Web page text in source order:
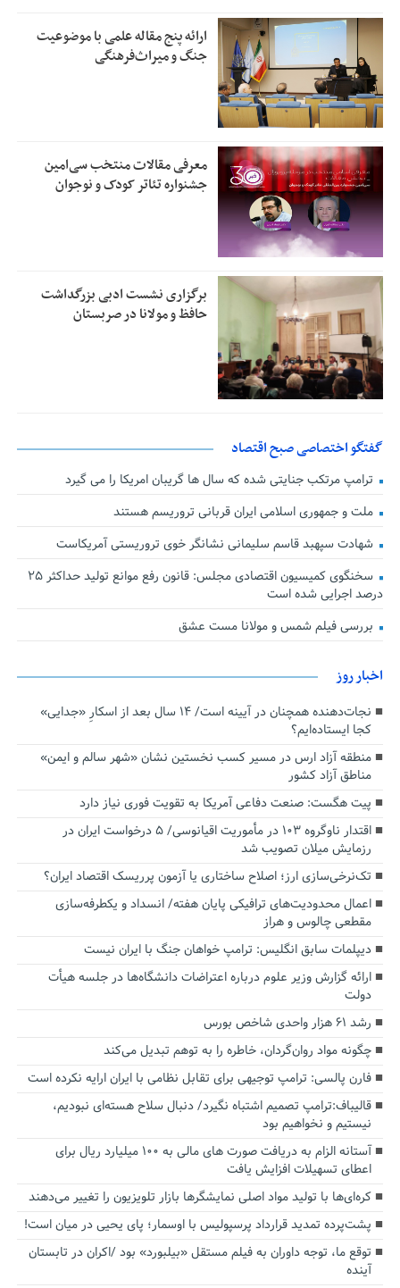
ارائه پنج مقاله علمی با موضوعیت
جنگ و میراث‌فرهنگی
معرفی مقالات منتخب سی‌امین
جشنواره تئاتر کودک و نوجوان
برگزاری نشست ادبی بزرگداشت
حافظ و مولانا در صربستان
گفتگو اختصاصی صبح اقتصاد
ترامپ مرتکب جنایتی شده که سال ها گریبان امریکا را می گیرد
ملت و جمهوری اسلامی ایران قربانی تروریسم هستند
شهادت سپهبد قاسم سلیمانی نشانگر خوی تروریستی آمریکاست
سخنگوی کمیسیون اقتصادی مجلس: قانون رفع موانع تولید حداکثر ۲۵
درصد اجرایی شده است
بررسی فیلم شمس و مولانا مست عشق
اخبار روز
نجات‌دهنده‌ همچنان در آیینه است/ ۱۴ سال بعد از اسکارِ «جدایی»
کجا ایستاده‌ایم؟
منطقه آزاد ارس در مسیر کسب نخستین نشان «شهر سالم و ایمن»
مناطق آزاد کشور
پیت هگست: صنعت دفاعی آمریکا به تقویت فوری نیاز دارد
اقتدار ناوگروه ۱۰۳ در مأموریت‌ اقیانوسی/ ۵ درخواست ایران در
رزمایش میلان تصویب شد
تک‌نرخی‌سازی ارز؛ اصلاح ساختاری یا آزمون پرریسک اقتصاد ایران؟
اعمال محدودیت‌های ترافیکی پایان هفته/ انسداد و یکطرفه‌سازی
مقطعی چالوس و هراز
دیپلمات سابق انگلیس:‌ ترامپ خواهان جنگ با ایران نیست
ارائه گزارش وزیر علوم درباره اعتراضات دانشگاه‌ها در جلسه هیأت
دولت
رشد ۶۱ هزار واحدی شاخص بورس
چگونه مواد روان‌گردان، خاطره را به توهم تبدیل می‌کند
فارن پالسی: ترامپ توجیهی برای تقابل نظامی با ایران ارایه نکرده است
قالیباف:ترامپ تصمیم اشتباه نگیرد/ دنبال سلاح هسته‌ای نبودیم،
نیستیم و نخواهیم بود
آستانه الزام به دریافت صورت های مالی به ۱۰۰ میلیارد ریال برای
اعطای تسهیلات افزایش یافت
کره‌ای‌ها با تولید مواد اصلی نمایشگرها بازار تلویزیون را تغییر می‌دهند
پشت‌پرده تمدید قرارداد پرسپولیس با اوسمار؛ پای یحیی در میان است!
توقع ما، توجه داوران به فیلم مستقل «بیلبورد» بود /اکران در تابستان
آینده